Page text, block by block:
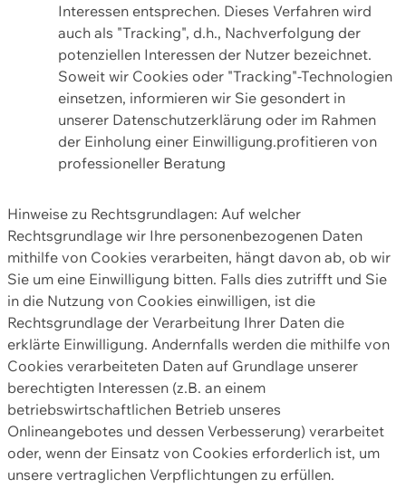
Interessen entsprechen. Dieses Verfahren wird
auch als "Tracking", d.h., Nachverfolgung der
potenziellen Interessen der Nutzer bezeichnet.
Soweit wir Cookies oder "Tracking"-Technologien
einsetzen, informieren wir Sie gesondert in
unserer Datenschutzerklärung oder im Rahmen
der Einholung einer Einwilligung.profitieren von
professioneller Beratung
Hinweise zu Rechtsgrundlagen: Auf welcher
Rechtsgrundlage wir Ihre personenbezogenen Daten
mithilfe von Cookies verarbeiten, hängt davon ab, ob wir
Sie um eine Einwilligung bitten. Falls dies zutrifft und Sie
in die Nutzung von Cookies einwilligen, ist die
Rechtsgrundlage der Verarbeitung Ihrer Daten die
erklärte Einwilligung. Andernfalls werden die mithilfe von
Cookies verarbeiteten Daten auf Grundlage unserer
berechtigten Interessen (z.B. an einem
betriebswirtschaftlichen Betrieb unseres
Onlineangebotes und dessen Verbesserung) verarbeitet
oder, wenn der Einsatz von Cookies erforderlich ist, um
unsere vertraglichen Verpflichtungen zu erfüllen.